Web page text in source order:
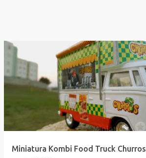
Miniatura Kombi Food Truck Churros